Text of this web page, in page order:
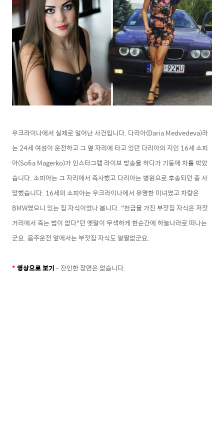
우크라이나에서 실제로 일어난 사건입니다. 다리아(Daria Medvedeva)라
는 24세 여성이 운전하고 그 옆 자리에 타고 있던 다리아의 지인 16세 소피
아(Sofia Magerko)가 인스타그램 라이브 방송을 하다가 기둥에 차를 박았
습니다. 소피아는 그 자리에서 즉사했고 다리아는 병원으로 후송되던 중 사
망했습니다. 16세의 소피아는 우크라이나에서 유명한 미녀였고 차량은
BMW였으니 있는 집 자식이었나 봅니다. "천금을 가진 부잣집 자식은 저잣
거리에서 죽는 법이 없다"던 옛말이 무색하게 한순간에 하늘나라로 떠나는
군요. 음주운전 앞에서는 부잣집 자식도 얄짤없군요.
*영상으로 보기- 잔인한 장면은 없습니다.